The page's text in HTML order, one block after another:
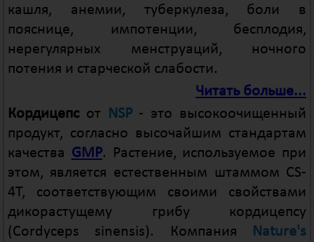
кашля, анемии, туберкулеза, боли в
пояснице, импотенции, бесплодия,
нерегулярных менструаций, ночного
потения и старческой слабости.
Читать больше...
Кордицепсот NSP- это высокоочищенный
продукт, согласно высочайшим стандартам
качества GMP. Растение, используемое при
этом, является естественным штаммом CS-
4T, соответствующим своими свойствами
дикорастущему грибу кордицепсу
(Cordyceps sinensis). Компания
Nature's